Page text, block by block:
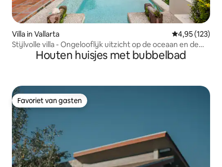
Villa in Vallarta Gemiddelde
4,95 (123)
Stijlvolle villa - Ongelooflijk uitzicht op de oceaan en de
Houten huisjes met bubbelbad
Favoriet van gasten
Favoriet van gasten